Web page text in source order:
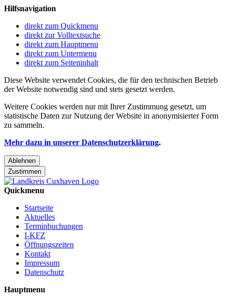
Hilfsnavigation
direkt zum Quickmenu
direkt zur Volltextsuche
direkt zum Hauptmenu
direkt zum Untermenu
direkt zum Seiteninhalt
Diese Website verwendet Cookies, die für den technischen Betrieb
der Website notwendig sind und stets gesetzt werden.
Weitere Cookies werden nur mit Ihrer Zustimmung gesetzt, um
statistische Daten zur Nutzung der Website in anonymisierter Form
zu sammeln.
Mehr dazu in unserer Datenschutzerklärung.
Ablehnen
Zustimmen
Quickmenu
Startseite
Aktuelles
Terminbuchungen
I-KFZ
Öffnungszeiten
Kontakt
Impressum
Datenschutz
Hauptmenu